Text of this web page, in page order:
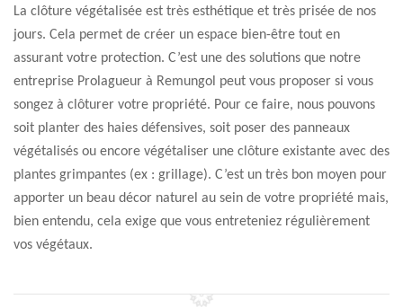
La clôture végétalisée est très esthétique et très prisée de nos
jours. Cela permet de créer un espace bien-être tout en
assurant votre protection. C’est une des solutions que notre
entreprise Prolagueur à Remungol peut vous proposer si vous
songez à clôturer votre propriété. Pour ce faire, nous pouvons
soit planter des haies défensives, soit poser des panneaux
végétalisés ou encore végétaliser une clôture existante avec des
plantes grimpantes (ex : grillage). C’est un très bon moyen pour
apporter un beau décor naturel au sein de votre propriété mais,
bien entendu, cela exige que vous entreteniez régulièrement
vos végétaux.